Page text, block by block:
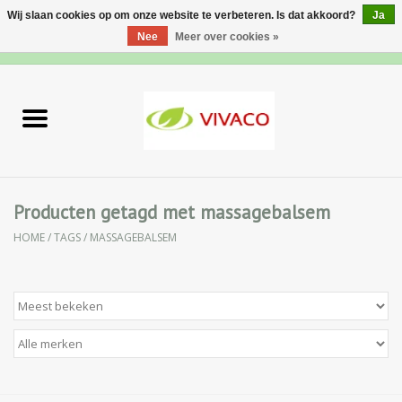
Lichaamsverzorging
Specialiteiten
Natuurlijke Kruiden
Apotheek
Producten getagd met massagebalsem
HOME/TAGS/ MASSAGEBALSEM
Wij slaan cookies op om onze website te verbeteren. Is dat akkoord?
Ja
Nee
Meer over cookies »